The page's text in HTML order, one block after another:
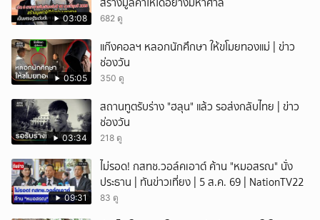
03:08 682 ดู
05:05
แก๊งคอลฯ หลอกนักศึกษา ให้ขโมยทองแม่ | ข่าว
ช่องวัน
350 ดู
03:34
สถานทูตรับร่าง "ฮลุน" แล้ว รอส่งกลับไทย | ข่าว
ช่องวัน
218 ดู
09:31
ไม่รอด! กสทช.วอล์คเอาต์ ค้าน "หมอสรณ" นั่ง
ประธาน | ทันข่าวเที่ยง | 5 ส.ค. 69 | NationTV22
83 ดู